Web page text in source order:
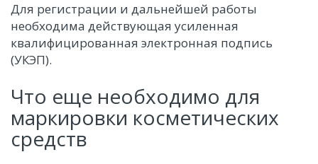
Для регистрации и дальнейшей работы
необходима действующая усиленная
квалифицированная электронная подпись
(УКЭП).
Что еще необходимо для
маркировки косметических
средств